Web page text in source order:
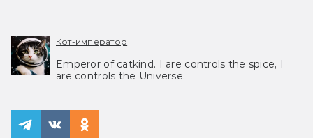
Кот-император
Emperor of catkind. I are controls the spice, I
are controls the Universe.